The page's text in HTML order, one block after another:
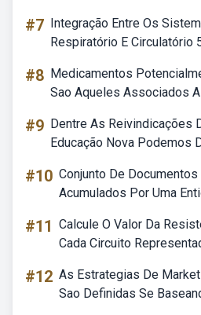
#7 Integração Entre Os
Respiratório E Circulatório
#8 Medicamentos
Sao Aqueles Associados
#9 Dentre As Reivindicações
Educação Nova Podemos
#10 Conjunto De
Acumulados Por Uma
#11 Calcule O Valor Da
Cada Circuito
#12 As Estrategias De
Sao Definidas Se